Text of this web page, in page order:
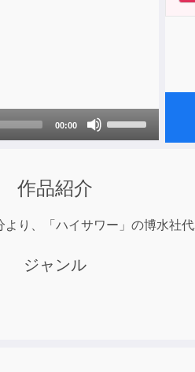
00:00
作品紹介
り、「ハイサワー」の博水社
ジャンル